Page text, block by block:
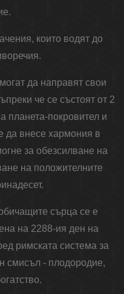
които водят до
да направят свои
че се състоят от 2
планета-покровител и
да внесе хармония в
за обезсилване на
на положителните
сърца се е
на 2288-ия ден на
римската система за
смисъл - плодородие,